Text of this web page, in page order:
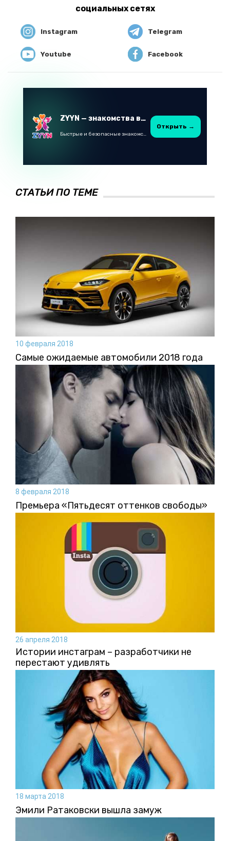
социальных сетях
Instagram Telegram
Youtube Facebook
ZYYN — знакомства в Казахстане
Быстрые и безопасные знакомства в Telegram
Открыть →
СТАТЬИ ПО ТЕМЕ
10 февраля 2018
Самые ожидаемые автомобили 2018 года
8 февраля 2018
Премьера «Пятьдесят оттенков свободы»
26 апреля 2018
Истории инстаграм – разработчики не
перестают удивлять
18 марта 2018
Эмили Ратаковски вышла замуж